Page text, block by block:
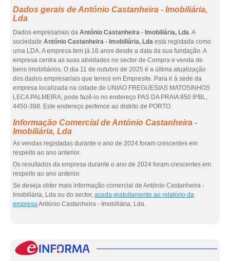
Dados gerais de António Castanheira - Imobiliária,
Lda
Dados empresariais da António Castanheira - Imobiliária, Lda. A
sociedade António Castanheira - Imobiliária, Lda está registada como
uma LDA. A empresa tem já 16 anos desde a data da sua fundação. A
empresa centra as suas atividades no sector de Compra e venda de
bens imobiliários. O dia 11 de outubro de 2025 é a última atualização
dos dados empresariais que temos em Empresite. Para ir à sede da
empresa localizada na cidade de UNIAO FREGUESIAS MATOSINHOS
LECA PALMEIRA, pode fazê-lo no endereço PAS DA PRAIA 850 8ºBL,
4450-398. Este endereço pertence ao distrito de PORTO.
Informação Comercial de António Castanheira -
Imobiliária, Lda
As vendas registadas durante o ano de 2024 foram crescentes em
respeito ao ano anterior.
Os resultados da empresa durante o ano de 2024 foram crescentes em
respeito ao ano anterior.
Se deseja obter mais informação comercial de António Castanheira -
Imobiliária, Lda ou do sector, aceda gratuitamente ao relatório da
empresaAntónio Castanheira - Imobiliária, Lda.